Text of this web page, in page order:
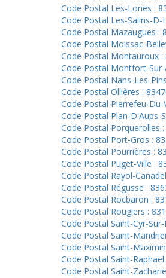
Code Postal Les-Lones :
Code Postal Les-Salins-D-
Code Postal Mazaugues :
Code Postal Moissac-
Code Postal Montauroux :
Code Postal Montfort-Sur-
Code Postal Nans-Les-
Code Postal Ollières :
Code Postal Pierrefeu-Du-
Code Postal Plan-D'Aups-
Code Postal Porquerolles :
Code Postal Port-Gros :
Code Postal Pourrières :
Code Postal Puget-Ville :
Code Postal Rayol-
Code Postal Régusse :
Code Postal Rocbaron :
Code Postal Rougiers :
Code Postal Saint-Cyr-
Code Postal Saint-
Code Postal Saint-
Code Postal Saint-Raphaël
Code Postal Saint-